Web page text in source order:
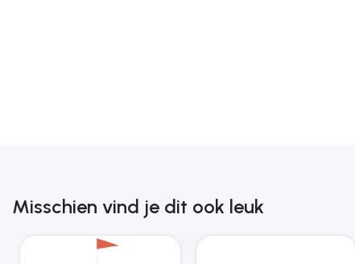
Misschien vind je dit ook leuk